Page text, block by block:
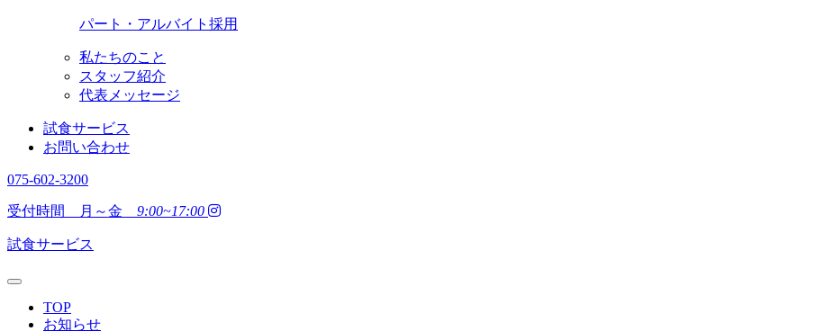
パート・アルバイト採用
私たちのこと
スタッフ紹介
代表メッセージ
試食サービス
お問い合わせ
075-602-3200
受付時間 月～金 9:00~17:00
試食サービス
TOP
お知らせ